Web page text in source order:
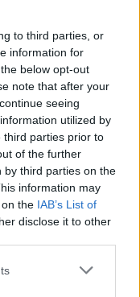
to third parties, or
information for
below opt-out
note that after your
seeing
utilized by
third parties prior to
of the further
by third parties on the
information may
the IAB’s List of
disclose it to other
Ημέρα Καρκίνου
Οι νέες θεραπείες
τα δεδομένα για τους